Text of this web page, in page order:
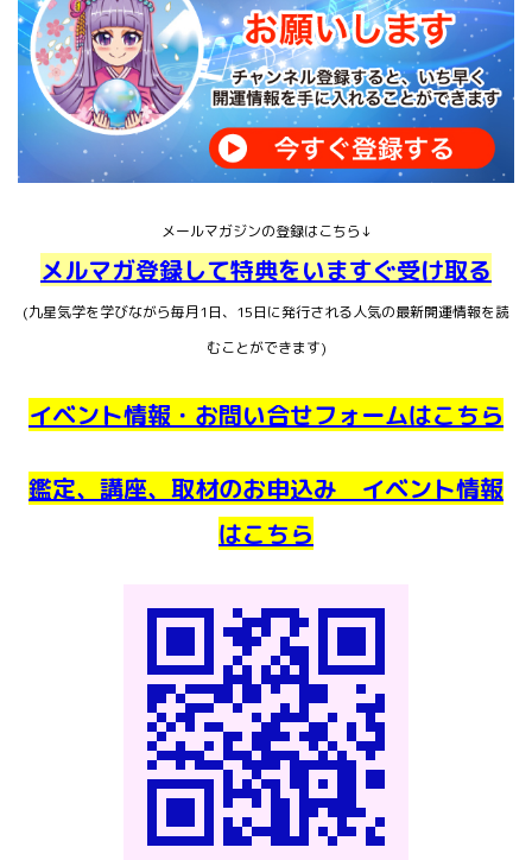
メールマガジンの登録はこちら↓
メルマガ登録して特典をいますぐ受け取る
(九星気学を学びながら毎月1日、15日に発行される人気の最新開運情報を読
むことができます)
イベント情報・お問い合せフォームはこちら
鑑定、講座、取材のお申込み イベント情報
はこちら